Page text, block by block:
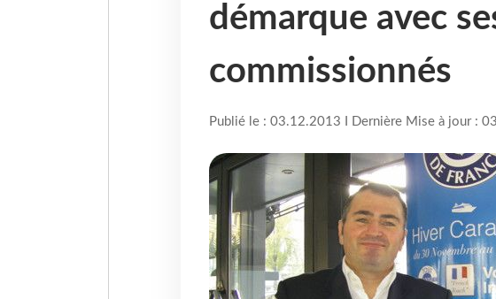
démarque avec
commissionnés
Publié le : 03.12.2013 I Dernière Mise à jour :